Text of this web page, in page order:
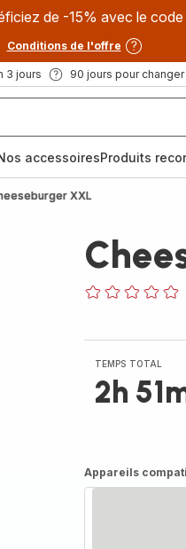
de -15% avec le
Conditions de l'offre
3 jours 90 jours pour changer
accessoiresProduits
XXL
TEMPS TOTAL
2h
Appareils